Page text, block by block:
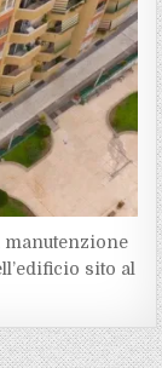
manutenzione
sito al